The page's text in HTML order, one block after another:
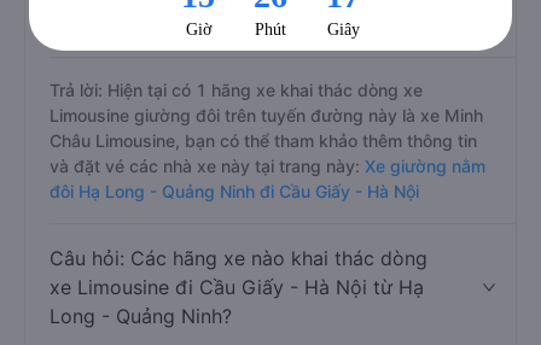
Câu hỏi: Có loại xe Hạ Long - Quảng Ninh
Cầu Giấy - Hà Nội dành cho cặp đôi, xe
limousine phòng đôi không?
Trả lời: Hiện tại có 1 hãng xe khai thác dòng xe
Limousine giường đôi trên tuyến đường này là xe Minh
và đặt vé các nhà xe này tại trang này:Xe giường nằm
đôi Hạ Long - Quảng Ninh đi Cầu Giấy - Hà Nội